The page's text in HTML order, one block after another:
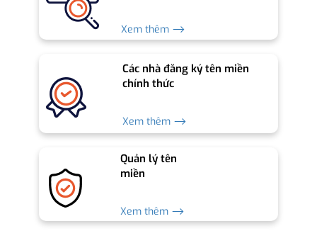
Xem thêm ⟶
Các nhà đăng ký tên miền
chính thức
Xem thêm ⟶
Quản lý tên
miền
Xem thêm ⟶